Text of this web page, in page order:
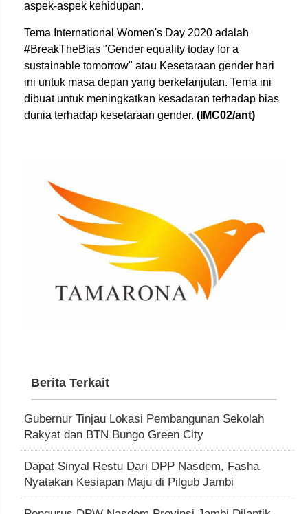
aspek-aspek kehidupan.
Tema International Women's Day 2020 adalah
#BreakTheBias "Gender equality today for a
sustainable tomorrow" atau Kesetaraan gender hari
ini untuk masa depan yang berkelanjutan. Tema ini
dibuat untuk meningkatkan kesadaran terhadap bias
dunia terhadap kesetaraan gender. (IMC02/ant)
Berita Terkait
Gubernur Tinjau Lokasi Pembangunan Sekolah
Rakyat dan BTN Bungo Green City
Dapat Sinyal Restu Dari DPP Nasdem, Fasha
Nyatakan Kesiapan Maju di Pilgub Jambi